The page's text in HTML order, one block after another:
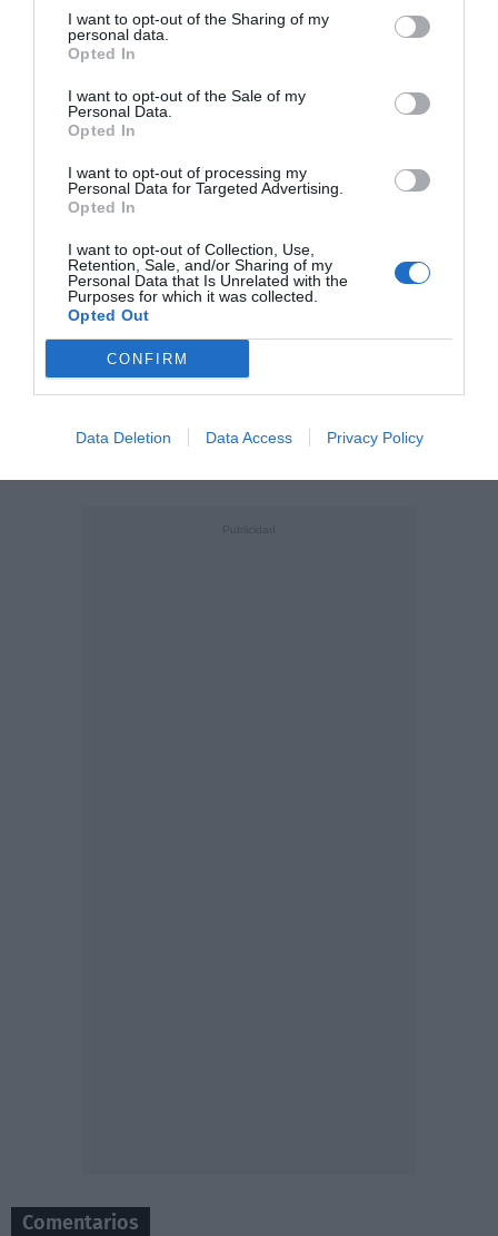
I want to opt-out of the Sharing of my
personal data.
Opted In
I want to opt-out of the Sale of my
Personal Data.
Opted In
I want to opt-out of processing my
Personal Data for Targeted Advertising.
Opted In
I want to opt-out of Collection, Use,
Retention, Sale, and/or Sharing of my
Personal Data that Is Unrelated with the
Purposes for which it was collected.
Opted Out
CONFIRM
Data Deletion Data Access Privacy Policy
la nueva normalidad, con las gradas llenas de personas
que no han visto decerca la peligrosidad del coronavirus y
se dedican a saltarse las mínimasnormas de seguridad y
convivencia, autoengañándose con que los embistes
delbravo ganado de la Covid19 son tan inocentes como los
a algún mozo distraído.
Y no, hermanos, aquí tenemos que protegernos
todosdetrás del burladero.
AñadirDiarioSabemoscomo fuente preferida de
Google de forma gratuita
Mantente informado con las últimas noticias de actualidad.
ACTIVAR AHORA
Comentarios